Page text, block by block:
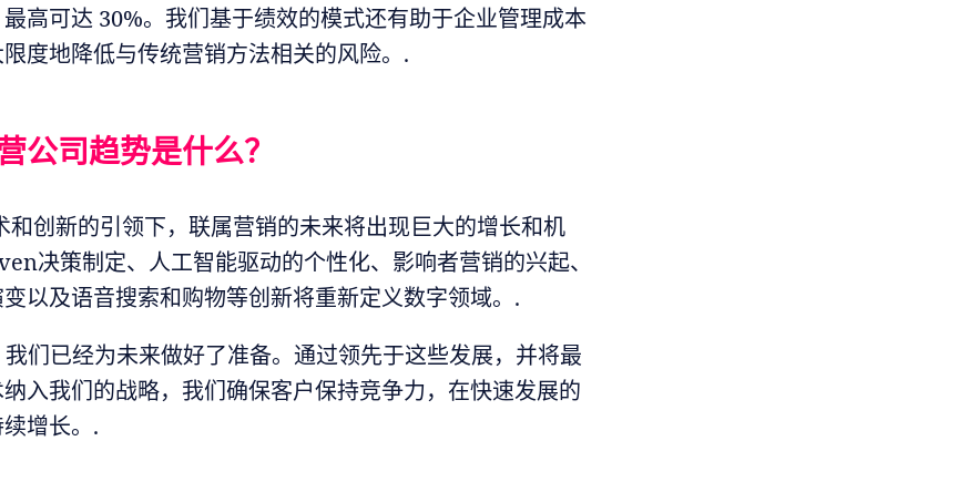
高可达 30%。我们基于绩效的模式还有助于企业管理成本
度地降低与传统营销方法相关的风险。.
公司趋势是什么？
和创新的引领下，联属营销的未来将出现巨大的增长和机
决策制定、人工智能驱动的个性化、影响者营销的兴起、
以及语音搜索和购物等创新将重新定义数字领域。.
们已经为未来做好了准备。通过领先于这些发展，并将最
入我们的战略，我们确保客户保持竞争力，在快速发展的
增长。.